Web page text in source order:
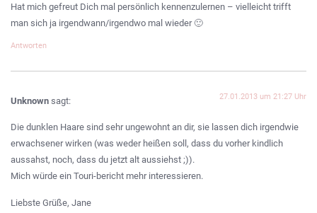
Hat mich gefreut Dich mal persönlich kennenzulernen – vielleicht trifft
man sich ja irgendwann/irgendwo mal wieder 🙂
Antworten
Unknown sagt: 27.01.2013 um 21:27 Uhr
Die dunklen Haare sind sehr ungewohnt an dir, sie lassen dich irgendwie
erwachsener wirken (was weder heißen soll, dass du vorher kindlich
aussahst, noch, dass du jetzt alt aussiehst ;)).
Mich würde ein Touri-bericht mehr interessieren.
Liebste Grüße, Jane